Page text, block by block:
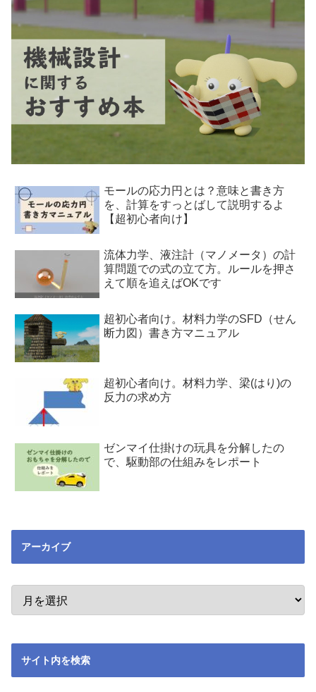
モールの応力円とは？意味と書き方
を、計算をすっとばして説明するよ
【超初心者向け】
流体力学、液注計（マノメータ）の計
算問題での式の立て方。ルールを押さ
えて順を追えばOKです
超初心者向け。材料力学のSFD（せん
断力図）書き方マニュアル
超初心者向け。材料力学、梁(はり)の
反力の求め方
ゼンマイ仕掛けの玩具を分解したの
で、駆動部の仕組みをレポート
アーカイブ
サイト内を検索